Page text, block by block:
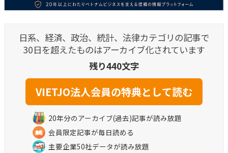
日系、経済、政治、統計、法律カテゴリの記事で
30日を超えたものはアーカイブ化されています
残り440文字
20年分のアーカイブ(過去)記事が読み放題
会員限定記事が毎日読める
主要企業50社データが読み放題